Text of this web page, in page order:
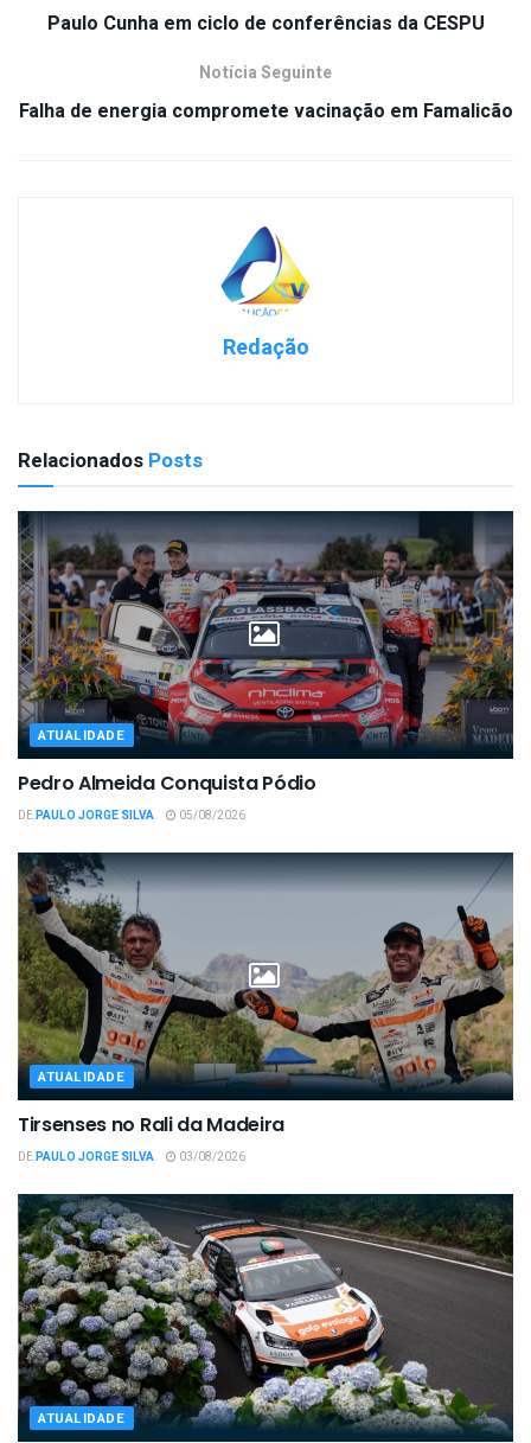
Paulo Cunha em ciclo de conferências da CESPU
Notícia Seguinte
Falha de energia compromete vacinação em Famalicão
Redação
Relacionados Posts
ATUALIDADE
Pedro Almeida Conquista Pódio
DEPAULO JORGE SILVA 05/08/2026
ATUALIDADE
Tirsenses no Rali da Madeira
DEPAULO JORGE SILVA 03/08/2026
ATUALIDADE